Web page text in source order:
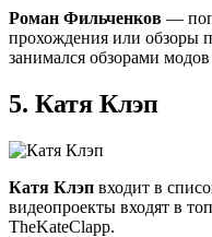
Роман Фильченков —
прохождения или обзоры
занимался обзорами
5. Катя Клэп
Катя Клэп входит в
видеопроекты входят в
TheKateClapp.